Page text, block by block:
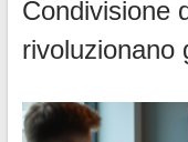
Condivisione
rivoluzionano